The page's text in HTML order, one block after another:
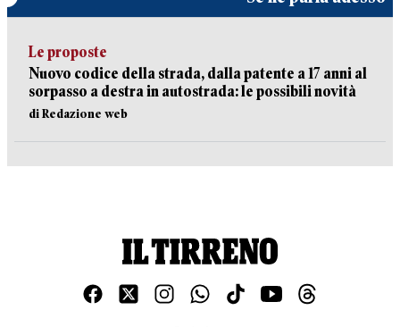
Le proposte
Nuovo codice della strada, dalla patente a 17 anni al
sorpasso a destra in autostrada: le possibili novità
di Redazione web